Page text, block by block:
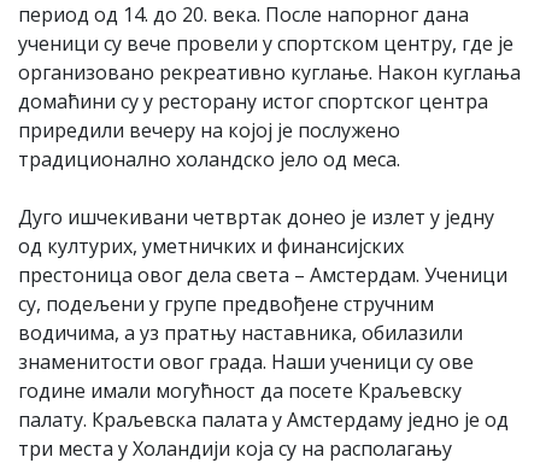
период од 14. до 20. века. После напорног дана
ученици су вече провели у спортском центру, где је
организовано рекреативно куглање. Након куглања
домаћини су у ресторану истог спортског центра
приредили вечеру на којој је послужено
традиционално холандско јело од меса.
Дуго ишчекивани четвртак донео је излет у једну
од културих, уметничких и финансијских
престоница овог дела света – Амстердам. Ученици
су, подељени у групе предвођене стручним
водичима, а уз пратњу наставника, обилазили
знаменитости овог града. Наши ученици су ове
године имали могућност да посете Краљевску
палату. Краљевска палата у Амстердаму једно је од
три места у Холандији која су на располагању